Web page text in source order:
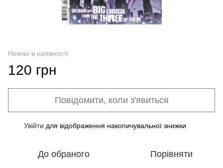
Немає в наявності
120 грн
Повідомити, коли з'явиться
Увійти для відображення накопичувальної знижки
До обраного Порівняти